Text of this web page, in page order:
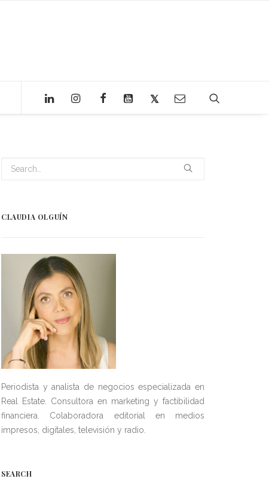
CLAUDIA OLGUÍN
Periodista y analista de negocios especializada en
Real Estate. Consultora en marketing y factibilidad
financiera. Colaboradora editorial en medios
impresos, digitales, televisión y radio.
SEARCH